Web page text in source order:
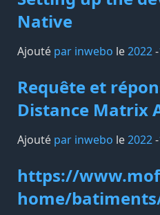
Native
Ajouté par inwebo le2022-
Requête et
Distance Matrix
Ajouté par inwebo le2022-
https://
home/